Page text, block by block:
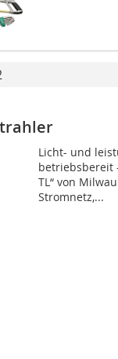
Licht- und
betriebsbereit
TL“ von
Stromnetz,...